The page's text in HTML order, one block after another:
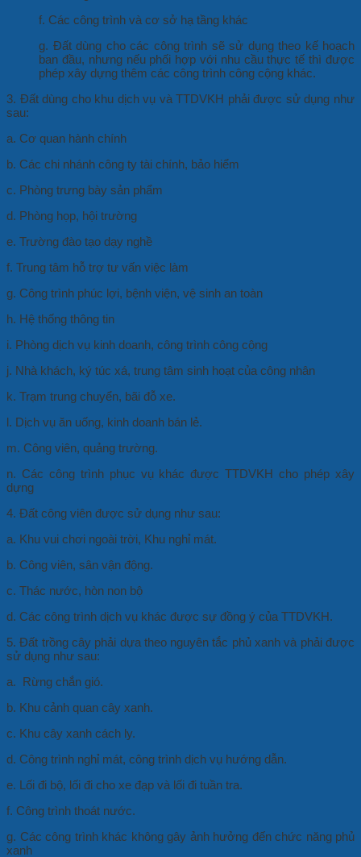
f. Các công trình và cơ sở hạ tầng khác
g. Đất dùng cho các công trình sẽ sử dụng theo kế hoạch
ban đầu, nhưng nếu phối hợp với nhu cầu thực tế thì được
phép xây dựng thêm các công trình công cộng khác.
3. Đất dùng cho khu dịch vụ và TTDVKH phải được sử dụng như
sau:
a. Cơ quan hành chính
b. Các chi nhánh công ty tài chính, bảo hiểm
c. Phòng trưng bày sản phẩm
d. Phòng họp, hội trường
e. Trường đào tạo dạy nghề
f. Trung tâm hỗ trợ tư vấn việc làm
g. Công trình phúc lợi, bệnh viện, vệ sinh an toàn
h. Hệ thống thông tin
i. Phòng dịch vụ kinh doanh, công trình công cộng
j. Nhà khách, ký túc xá, trung tâm sinh hoạt của công nhân
k. Trạm trung chuyển, bãi đỗ xe.
l. Dịch vụ ăn uống, kinh doanh bán lẻ.
m. Công viên, quảng trường.
n. Các công trình phục vụ khác được TTDVKH cho phép xây
dựng
4. Đất công viên được sử dụng như sau:
a. Khu vui chơi ngoài trời, Khu nghỉ mát.
b. Công viên, sân vận động.
c. Thác nước, hòn non bộ
d. Các công trình dịch vụ khác được sự đồng ý của TTDVKH.
5. Đất trồng cây phải dựa theo nguyên tắc phủ xanh và phải được
sử dụng như sau:
a. Rừng chắn gió.
b. Khu cảnh quan cây xanh.
c. Khu cây xanh cách ly.
d. Công trình nghỉ mát, công trình dịch vụ hướng dẫn.
e. Lối đi bộ, lối đi cho xe đạp và lối đi tuần tra.
f. Công trình thoát nước.
g. Các công trình khác không gây ảnh hưởng đến chức năng phủ
xanh